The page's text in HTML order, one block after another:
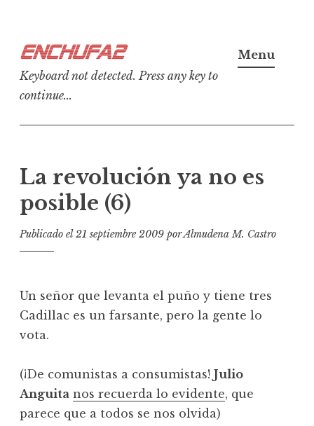
al
contenido
Enchufa2
Keyboard not detected. Press any key to
continue...
Menu
La revolución ya no es
posible (6)
Publicado el21 septiembre 2009 porAlmudena M. Castro
Un señor que levanta el puño y tiene tres
Cadillac es un farsante, pero la gente lo
vota.
(¡De comunistas a consumistas! Julio
Anguita nos recuerda lo evidente, que
parece que a todos se nos olvida)